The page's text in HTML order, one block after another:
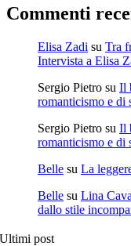
Commenti
Elisa Zadi su Tra
Intervista a Elisa
Sergio Pietro su Il
romanticismo e di
Sergio Pietro su Il
romanticismo e di
Belle su La
Belle su Lina
dallo stile
Ultimi post